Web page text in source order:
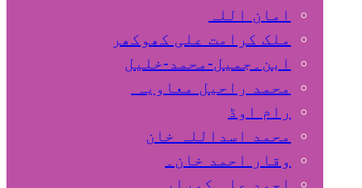
امان اللہ
ملک کرامت علی کھوکھر
ابن۔جمیل-محمد-خلیل
محمد راحیل معاویہ
رام اوڈ
محمد اسداللہ خان
وقار احمد خان۔
احمد علی کورار